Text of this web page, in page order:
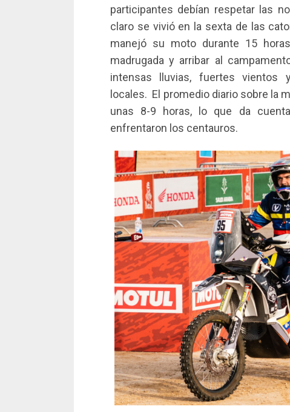
participantes debían respetar las
claro se vivió en la sexta de las
manejó su moto durante 15
madrugada y arribar al
intensas lluvias, fuertes
locales. El promedio diario sobre la
unas 8-9 horas, lo que da
enfrentaron los centauros.